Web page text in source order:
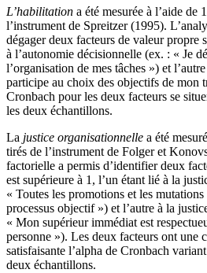
L’habilitation a été mesurée à l’aide de
l’instrument de Spreitzer (1995).
dégager deux facteurs de valeur propre
à l’autonomie décisionnelle (ex. : « Je
l’organisation de mes tâches ») et
participe au choix des objectifs de mon
Cronbach pour les deux facteurs se
les deux échantillons.
La justice organisationnelle a été
tirés de l’instrument de Folger et
factorielle a permis d’identifier deux
est supérieure à 1, l’un étant lié à la
« Toutes les promotions et les mutations
processus objectif ») et l’autre à la
« Mon supérieur immédiat est
personne »). Les deux facteurs ont une
satisfaisante l’alpha de Cronbach
deux échantillons.